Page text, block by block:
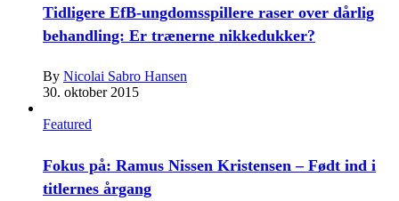
Tidligere EfB-ungdomsspillere raser over dårlig
behandling: Er trænerne nikkedukker?
By Nicolai Sabro Hansen
30. oktober 2015
Featured
Fokus på: Ramus Nissen Kristensen – Født ind i
titlernes årgang